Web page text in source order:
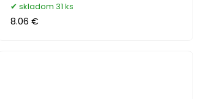
skladom 31 ks
8.06 €